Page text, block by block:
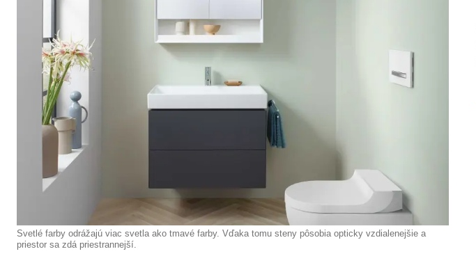
Svetlé farby odrážajú viac svetla ako tmavé farby. Vďaka tomu steny pôsobia opticky vzdialenejšie a
priestor sa zdá priestrannejší.